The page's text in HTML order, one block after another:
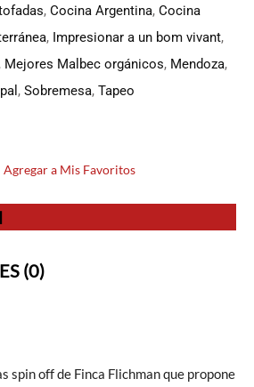
, Cocina Argentina, Cocina
, Impresionar a un bom vivant,
, Mejores Malbec orgánicos, Mendoza,
, Sobremesa, Tapeo
Agregar a Mis Favoritos
(0)
spin off de Finca Flichman que propone